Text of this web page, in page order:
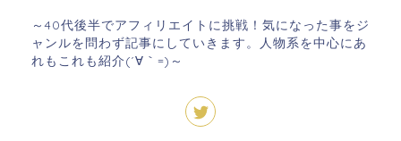
～40代後半でアフィリエイトに挑戦！気になった事をジ
ャンルを問わず記事にしていきます。人物系を中心にあ
れもこれも紹介(´∀｀=)～